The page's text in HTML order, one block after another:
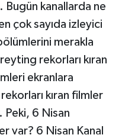
Bugün kanallarda ne
çok sayıda izleyici
merakla
rekorları kıran
ekranlara
kıran filmler
Peki, 6 Nisan
var? 6 Nisan Kanal